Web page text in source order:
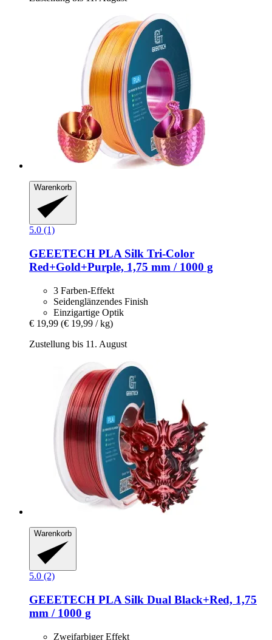
Warenkorb
5.0 (1)
GEEETECH PLA Silk Tri-​Color
Red+Gold+Purple, 1,75 mm / 1000 g
3 Farben-Effekt
Seidenglänzendes Finish
Einzigartige Optik
€ 19,99 (€ 19,99 / kg)
Zustellung bis 11. August
Warenkorb
5.0 (2)
GEEETECH PLA Silk Dual Black+Red, 1,75
mm / 1000 g
Zweifarbiger Effekt